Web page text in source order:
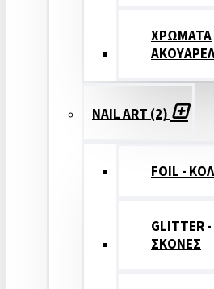
ΧΡΩΜΑΤΑ
NAIL ART (2)
FOIL -
GLITTER -
ΣΚΟΝΕΣ